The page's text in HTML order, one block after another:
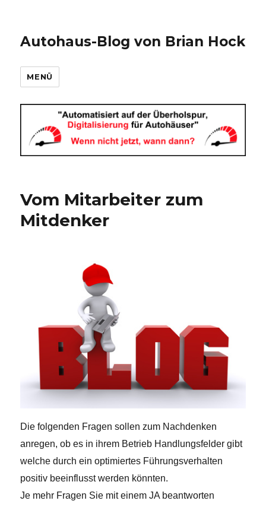
Autohaus-Blog von Brian Hock
MENÜ
Vom Mitarbeiter zum
Mitdenker
Die folgenden Fragen sollen zum Nachdenken
anregen, ob es in ihrem Betrieb Handlungsfelder gibt
welche durch ein optimiertes Führungsverhalten
positiv beeinflusst werden könnten.
Je mehr Fragen Sie mit einem JA beantworten